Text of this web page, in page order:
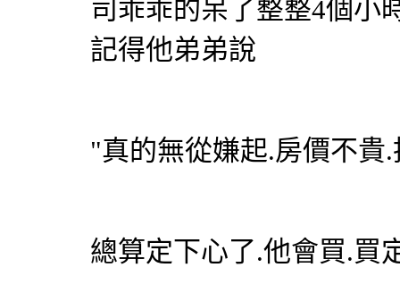
司乖乖的呆了整整4個小
記得他弟弟說
"真的無從嫌起.房價不貴
總算定下心了.他會買.買